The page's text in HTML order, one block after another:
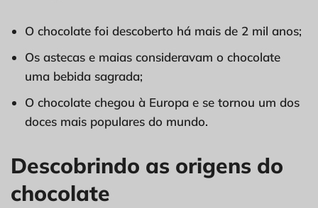
O chocolate foi descoberto há mais de 2 mil anos;
Os astecas e maias consideravam o chocolate
uma bebida sagrada;
O chocolate chegou à Europa e se tornou um dos
doces mais populares do mundo.
Descobrindo as origens do
chocolate